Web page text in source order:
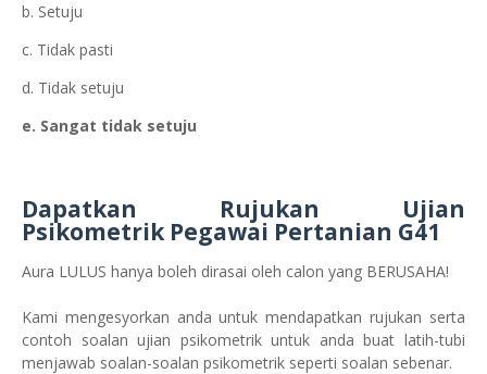
b. Setuju
c. Tidak pasti
d. Tidak setuju
e. Sangat tidak setuju
Dapatkan Rujukan Ujian
Psikometrik Pegawai Pertanian G41
Aura LULUS hanya boleh dirasai oleh calon yang BERUSAHA!
Kami mengesyorkan anda untuk mendapatkan rujukan serta
contoh soalan ujian psikometrik untuk anda buat latih-tubi
menjawab soalan-soalan psikometrik seperti soalan sebenar.